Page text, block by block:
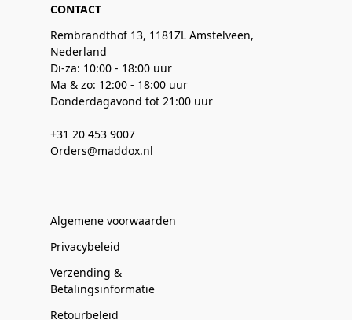
CONTACT
Rembrandthof 13, 1181ZL Amstelveen,
Nederland
Di-za: 10:00 - 18:00 uur
Ma & zo: 12:00 - 18:00 uur
Donderdagavond tot 21:00 uur
+31 20 453 9007
Orders@maddox.nl
Algemene voorwaarden
Privacybeleid
Verzending &
Betalingsinformatie
Retourbeleid